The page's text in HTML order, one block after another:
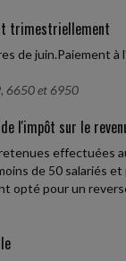
trimestriellement
de juin.Paiement
6650 et 6950
l'impôt sur le
effectuées
de 50 salariés
opté pour un